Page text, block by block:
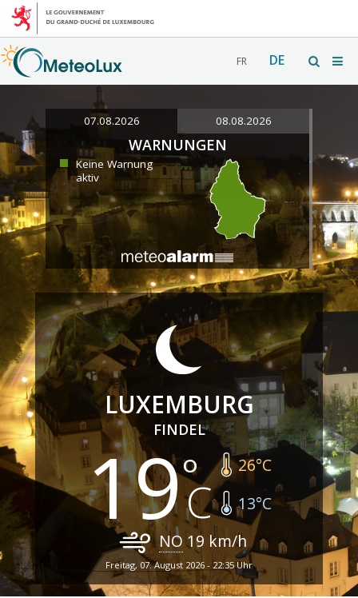
FR DE
07.08.2026 08.08.2026
WARNUNGEN
Keine Warnung
aktiv
LUXEMBURG
FINDEL
19 26°C
13°C
NO 19 km/h
Freitag, 07. August 2026 - 22:35 Uhr